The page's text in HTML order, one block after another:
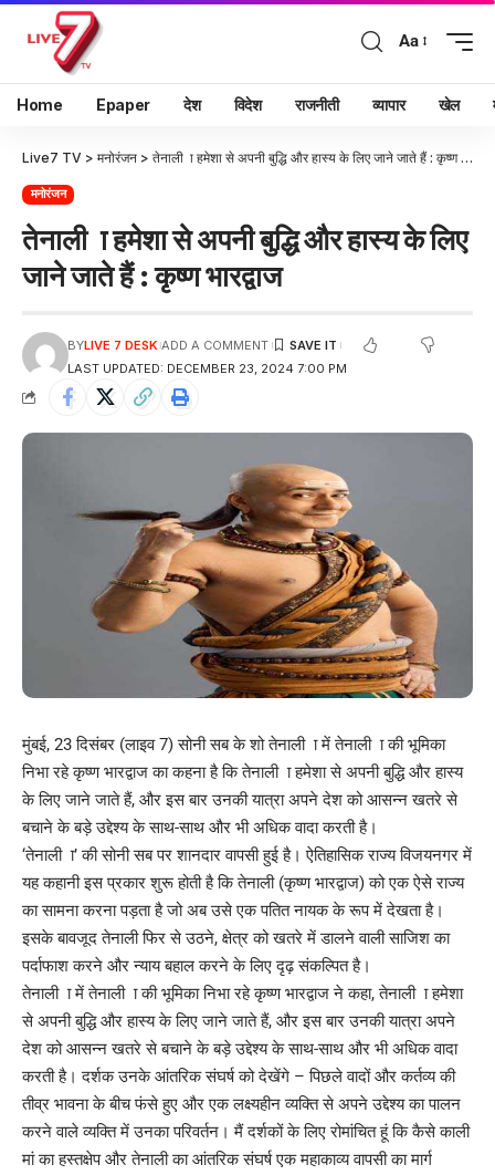
Aa
Home Epaper देश विदेश राजनीती व्यापार खेल
Live7 TV > मनोरंजन > तेनाली ा हमेशा से अपनी बुद्धि और हास्य के लिए जाने जाते हैं : कृष्ण भारद्वाज
मनोरंजन
तेनाली ा हमेशा से अपनी बुद्धि और हास्य के लिए
जाने जाते हैं : कृष्ण भारद्वाज
LAST UPDATED: DECEMBER 23, 2024 7:00 PM
BYLIVE 7 DESK ADD A COMMENT
मुंबई, 23 दिसंबर (लाइव 7) सोनी सब के शो तेनाली ा में तेनाली ा की भूमिका
निभा रहे कृष्ण भारद्वाज का कहना है कि तेनाली ा हमेशा से अपनी बुद्धि और हास्य
के लिए जाने जाते हैं, और इस बार उनकी यात्रा अपने देश को आसन्न खतरे से
बचाने के बड़े उद्देश्य के साथ-साथ और भी अधिक वादा करती है।
‘तेनाली ा’ की सोनी सब पर शानदार वापसी हुई है। ऐतिहासिक राज्य विजयनगर में
यह कहानी इस प्रकार शुरू होती है कि तेनाली (कृष्ण भारद्वाज) को एक ऐसे राज्य
का सामना करना पड़ता है जो अब उसे एक पतित नायक के रूप में देखता है।
इसके बावजूद तेनाली फिर से उठने, क्षेत्र को खतरे में डालने वाली साजिश का
पर्दाफाश करने और न्याय बहाल करने के लिए दृढ़ संकल्पित है।
तेनाली ा में तेनाली ा की भूमिका निभा रहे कृष्ण भारद्वाज ने कहा, तेनाली ा हमेशा
से अपनी बुद्धि और हास्य के लिए जाने जाते हैं, और इस बार उनकी यात्रा अपने
देश को आसन्न खतरे से बचाने के बड़े उद्देश्य के साथ-साथ और भी अधिक वादा
करती है। दर्शक उनके आंतरिक संघर्ष को देखेंगे – पिछले वादों और कर्तव्य की
तीव्र भावना के बीच फंसे हुए और एक लक्ष्यहीन व्यक्ति से अपने उद्देश्य का पालन
करने वाले व्यक्ति में उनका परिवर्तन। मैं दर्शकों के लिए रोमांचित हूं कि कैसे काली
मां का हस्तक्षेप और तेनाली का आंतरिक संघर्ष एक महाकाव्य वापसी का मार्ग